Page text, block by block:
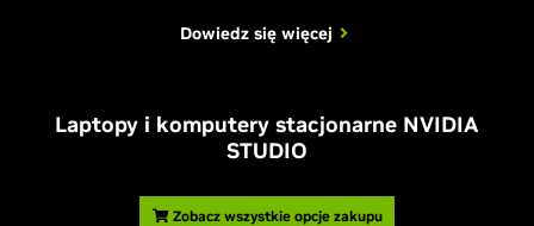
Dowiedz się więcej
Laptopy i komputery stacjonarne NVIDIA
STUDIO
Zobacz wszystkie opcje zakupu